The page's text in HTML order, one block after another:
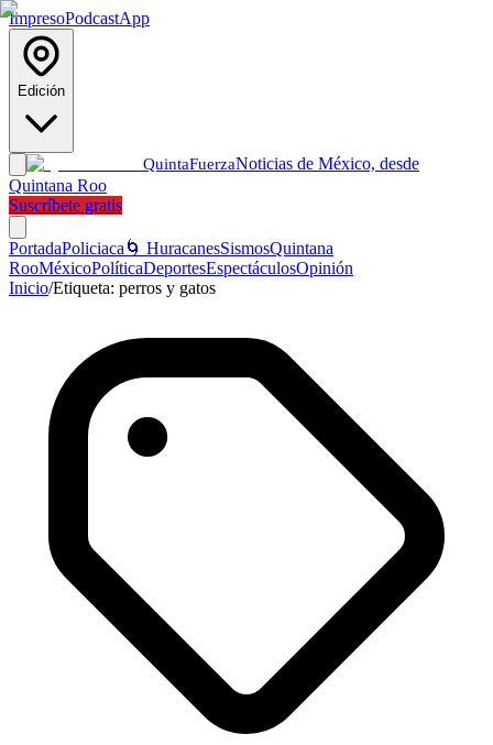
ImpresoPodcastApp
Edición
QuintaFuerzaNoticias de México, desde
Quintana Roo
Suscríbete gratis
PortadaPoliciaca 🌀 HuracanesSismosQuintana
RooMéxicoPolíticaDeportesEspectáculosOpinión
Inicio/Etiqueta: perros y gatos